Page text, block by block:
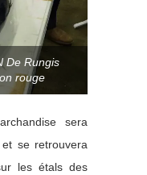
De Rungis
rouge
sera
se retrouvera
les étals des